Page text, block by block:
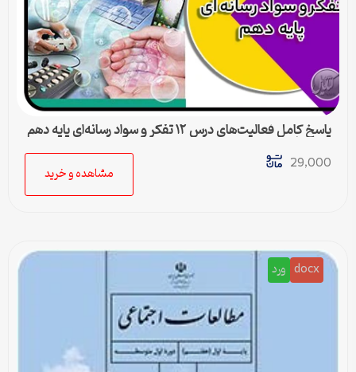
پاسخ کامل فعالیت‌های درس ۱۲ تفکر و سواد رسانه‌ای پایه دهم
29,000
مشاهده و خرید
docx ورد